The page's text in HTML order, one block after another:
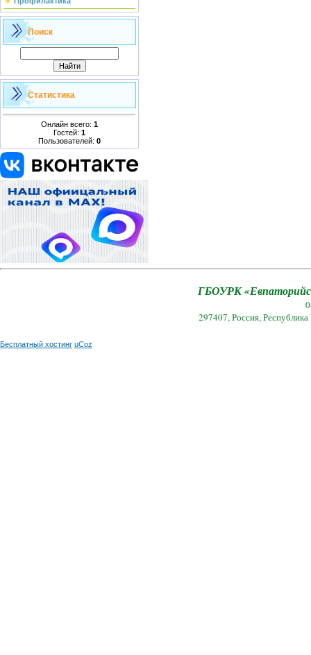
Поиск
Статистика
Онлайн всего: 1
Гостей: 1
Пользователей: 0
ГБОУРК
297407, Россия,
Бесплатный хостинг uCoz